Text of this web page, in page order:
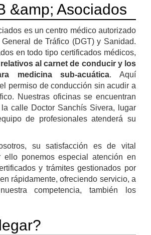
&amp; Asociados
es un centro médico autorizado
de Tráfico (DGT) y Sanidad.
en todo tipo certificados médicos,
al carnet de conducir y los
medicina sub-acuática. Aquí
permiso de conducción sin acudir a
Nuestras oficinas se encuentran
calle Doctor Sanchís Sivera, lugar
de profesionales atenderá su
su satisfacción es de vital
ello ponemos especial atención en
y trámites gestionados por
rápidamente, ofreciendo servicio, a
competencia, también los